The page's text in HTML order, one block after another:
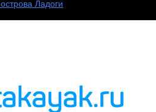
острова Ладоги